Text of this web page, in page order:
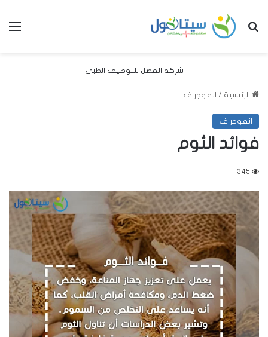
بحث عن
شركة الفضل للتوظيف الطبي
الرئيسية / انفوجراف
انفوجراف
فوائد الثوم
345